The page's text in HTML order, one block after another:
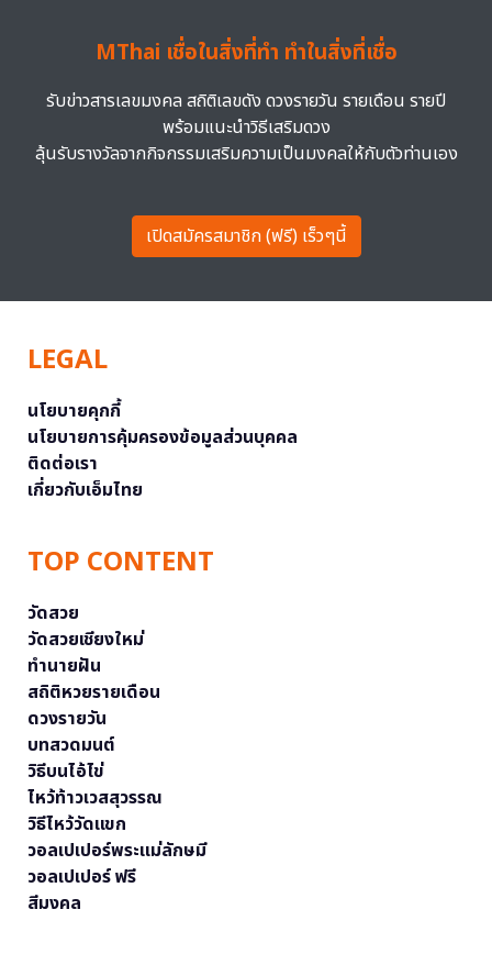
MThai เชื่อในสิ่งที่ทำ ทำในสิ่งที่เชื่อ
รับข่าวสารเลขมงคล สถิติเลขดัง ดวงรายวัน รายเดือน รายปี
พร้อมแนะนำวิธีเสริมดวง
ลุ้นรับรางวัลจากกิจกรรมเสริมความเป็นมงคลให้กับตัวท่านเอง
เปิดสมัครสมาชิก (ฟรี) เร็วๆนี้
LEGAL
นโยบายคุกกี้
นโยบายการคุ้มครองข้อมูลส่วนบุคคล
ติดต่อเรา
เกี่ยวกับเอ็มไทย
TOP CONTENT
วัดสวย
วัดสวยเชียงใหม่
ทำนายฝัน
สถิติหวยรายเดือน
ดวงรายวัน
บทสวดมนต์
วิธีบนไอ้ไข่
ไหว้ท้าวเวสสุวรรณ
วิธีไหว้วัดแขก
วอลเปเปอร์พระแม่ลักษมี
วอลเปเปอร์ ฟรี
สีมงคล